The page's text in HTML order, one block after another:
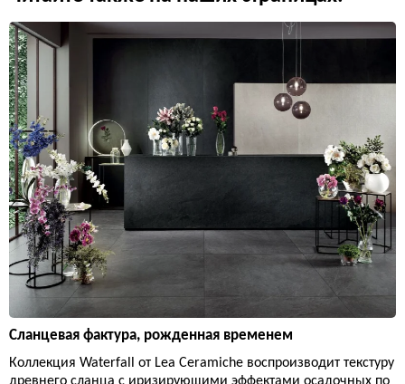
Сланцевая фактура, рожденная временем
Коллекция Waterfall от Lea Ceramiche воспроизводит текстуру